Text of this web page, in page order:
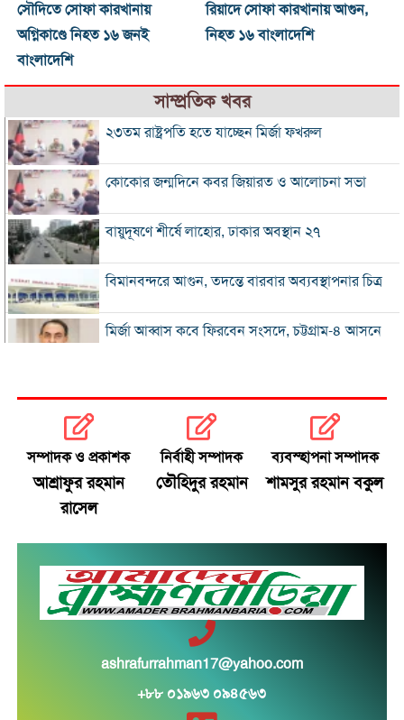
সৌদিতে সোফা কারখানায়
অগ্নিকাণ্ডে নিহত ১৬ জনই
বাংলাদেশি
রিয়াদে সোফা কারখানায় আগুন,
নিহত ১৬ বাংলাদেশি
সাম্প্রতিক খবর
২৩তম রাষ্ট্রপতি হতে যাচ্ছেন মির্জা ফখরুল
কোকোর জন্মদিনে কবর জিয়ারত ও আলোচনা সভা
বায়ুদূষণে শীর্ষে লাহোর, ঢাকার অবস্থান ২৭
বিমানবন্দরে আগুন, তদন্তে বারবার অব্যবস্থাপনার চিত্র
মির্জা আব্বাস কবে ফিরবেন সংসদে, চট্টগ্রাম-৪ আসনে
হাসিনা ও হা‌দির হত্যাকারীদের প্রত্যার্পনের অনুরোধ
করেছে বাংলাদেশ : পররাষ্ট্রমন্ত্রী খ‌লিলুর রহমা‌ন
প্রস্তুতি ম্যাচ দিয়ে বাংলাদেশকে বিচার করতে নারাজ হেড
বাবাকে শেষ বিদায় জানালেন মেসি
সৌদিতে সোফা কারখানায় অগ্নিকাণ্ডে নিহত ১৬ জনই
বাংলাদেশি
রিয়াদে সোফা কারখানায় আগুন, নিহত ১৬ বাংলাদেশি
সম্পাদক ও প্রকাশক
আশ্রাফুর রহমান
রাসেল
নির্বাহী সম্পাদক
তৌহিদুর রহমান
ব্যবস্হাপনা সম্পাদক
শামসুর রহমান বকুল
ashrafurrahman17@yahoo.com
+৮৮ ০১৯৬৩ ০৯৪৫৬৩